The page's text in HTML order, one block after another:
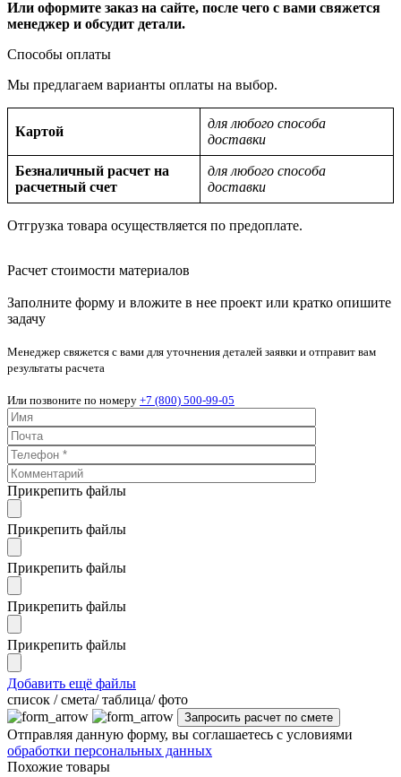
Или оформите заказ на сайте, после чего с вами свяжется
менеджер и обсудит детали.
Способы оплаты
Мы предлагаем варианты оплаты на выбор.
Картой
для любого способа
доставки
Безналичный расчет на
расчетный счет
для любого способа
доставки
Отгрузка товара осуществляется по предоплате.
Расчет стоимости материалов
Заполните форму и вложите в нее проект или кратко опишите
задачу
Менеджер свяжется с вами для уточнения деталей заявки и отправит вам
результаты расчета
Или позвоните по номеру +7 (800) 500-99-05
Прикрепить файлы
Прикрепить файлы
Прикрепить файлы
Прикрепить файлы
Прикрепить файлы
Добавить ещё файлы
cписок / смета/ таблица/ фото
Отправляя данную форму, вы соглашаетесь с условиями
обработки персональных данных
Похожие товары